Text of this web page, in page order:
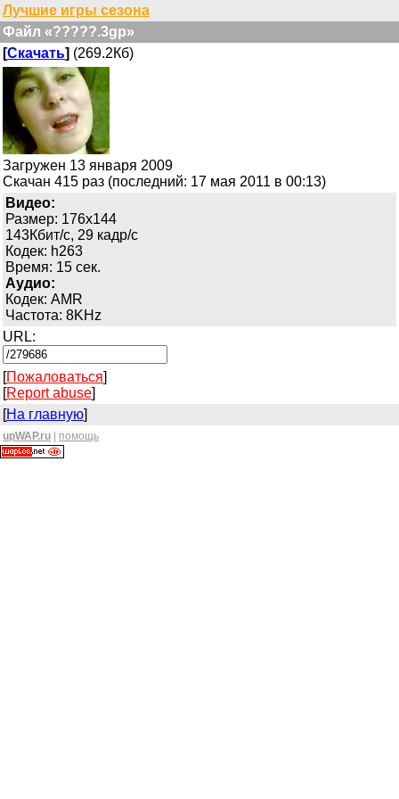
Лучшие игры сезона
Файл «?????.3gp»
[Скачать] (269.2Кб)
Загружен 13 января 2009
Скачан 415 раз (последний: 17 мая 2011 в 00:13)
Видео:
Размер: 176x144
143Кбит/с, 29 кадр/с
Кодек: h263
Время: 15 сек.
Аудио:
Кодек: AMR
Частота: 8KHz
URL:
[Пожаловаться]
[Report abuse]
[На главную]
upWAP.ru помощь